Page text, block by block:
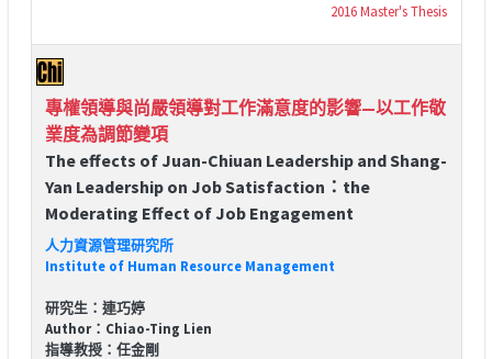
2016 Master's Thesis
專權領導與尚嚴領導對工作滿意度的影響—以工作敬
業度為調節變項
The effects of Juan-Chiuan Leadership and Shang-
Yan Leadership on Job Satisfaction：the
Moderating Effect of Job Engagement
人力資源管理研究所
Institute of Human Resource Management
研究生：連巧婷
Author：Chiao-Ting Lien
指導教授：任金剛